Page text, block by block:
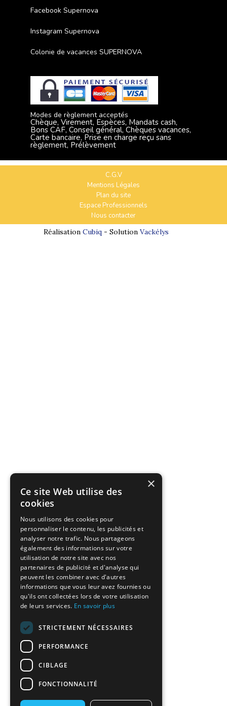
Facebook Supernova
Instagram Supernova
Colonie de vacances SUPERNOVA
Modes de règlement acceptés
Chèque, Virement, Espèces, Mandats cash,
Bons CAF, Conseil général, Chèques vacances,
Carte bancaire, Prise en charge reçu sans
règlement, Prélèvement
C.G.V
Mentions Légales
Plan du site
Espace Professionnels
Nous contacter
Réalisation Cubiq- Solution Vackélys
×
Ce site Web utilise des
cookies
Nous utilisons des cookies pour
personnaliser le contenu, les publicités et
analyser notre trafic. Nous partageons
également des informations sur votre
utilisation de notre site avec nos
partenaires de publicité et d'analyse qui
peuvent les combiner avec d'autres
informations que vous leur avez fournies ou
qu'ils ont collectées lors de votre utilisation
de leurs services. En savoir plus
STRICTEMENT NÉCESSAIRES
PERFORMANCE
CIBLAGE
FONCTIONNALITÉ